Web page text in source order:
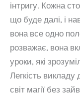
інтригу. Кожна
що буде далі, і
вона все одно
розважає, вона
уроки, які
Легкість
світ магії без